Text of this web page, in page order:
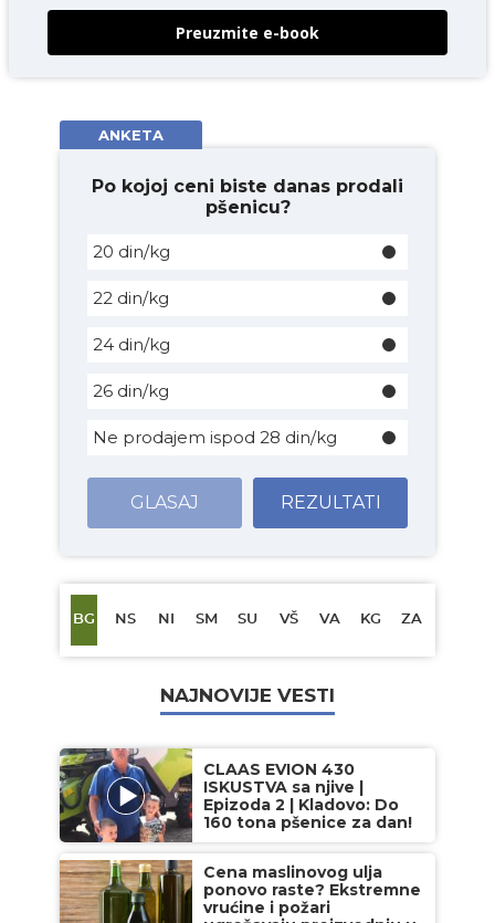
Preuzmite e-book
ANKETA
Po kojoj ceni biste danas prodali
pšenicu?
20 din/kg
22 din/kg
24 din/kg
26 din/kg
Ne prodajem ispod 28 din/kg
GLASAJ REZULTATI
BG NS NI SM SU VŠ VA KG ZA
NAJNOVIJE VESTI
CLAAS EVION 430
ISKUSTVA sa njive |
Epizoda 2 | Kladovo: Do
160 tona pšenice za dan!
Cena maslinovog ulja
ponovo raste? Ekstremne
vrućine i požari